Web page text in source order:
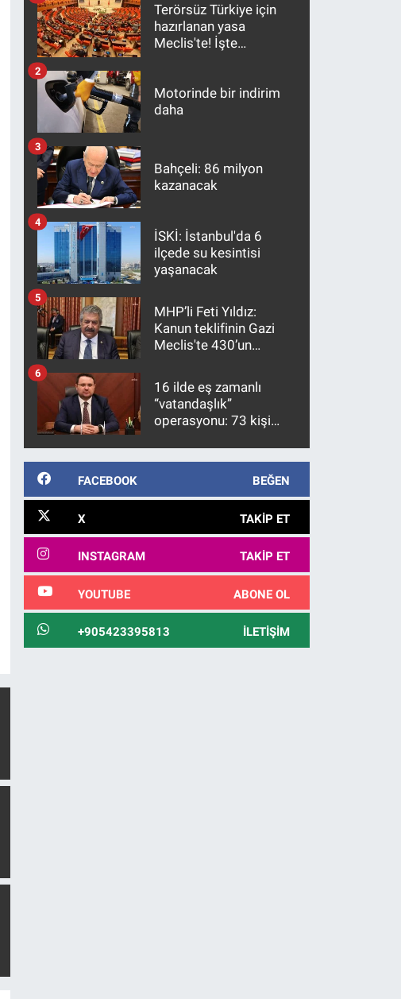
Terörsüz Türkiye için
hazırlanan yasa
Meclis'te! İşte
Motorinde bir indirim
daha
2
Bahçeli: 86 milyon
kazanacak
3
İSKİ: İstanbul'da 6
ilçede su kesintisi
yaşanacak
4
MHP’li Feti Yıldız:
Kanun teklifinin Gazi
Meclis'te 430’un
kanunlaşacağı
görülmektedir
5
16 ilde eş zamanlı
“vatandaşlık”
operasyonu: 73 kişi
6
FACEBOOK BEĞEN
X TAKIP ET
INSTAGRAM TAKIP ET
YOUTUBE ABONE OL
+905423395813 İLETIŞIM